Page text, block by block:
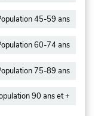
45-59 ans
60-74 ans
75-89 ans
90 ans et +